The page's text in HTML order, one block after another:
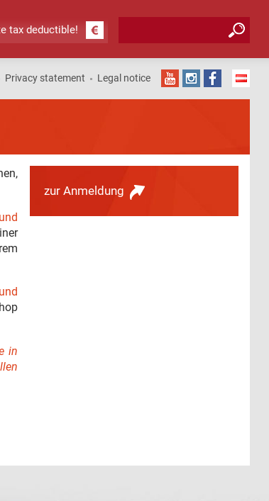
tax deductible! Search form
Privacy statement Legal notice
in
zur Anmeldung